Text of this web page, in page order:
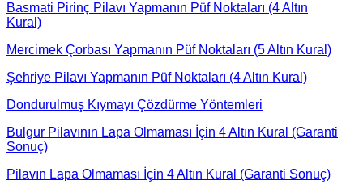
Basmati Pirinç Pilavı Yapmanın Püf Noktaları (4 Altın
Kural)
Mercimek Çorbası Yapmanın Püf Noktaları (5 Altın Kural)
Şehriye Pilavı Yapmanın Püf Noktaları (4 Altın Kural)
Dondurulmuş Kıymayı Çözdürme Yöntemleri
Bulgur Pilavının Lapa Olmaması İçin 4 Altın Kural (Garanti
Sonuç)
Pilavın Lapa Olmaması İçin 4 Altın Kural (Garanti Sonuç)